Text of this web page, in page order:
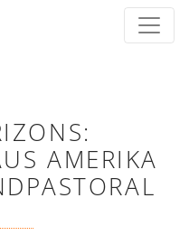
AMERIKA